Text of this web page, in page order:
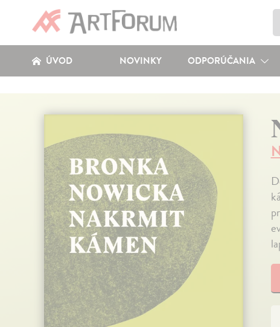
ÚVOD NOVINKY ODPORÚČANIA